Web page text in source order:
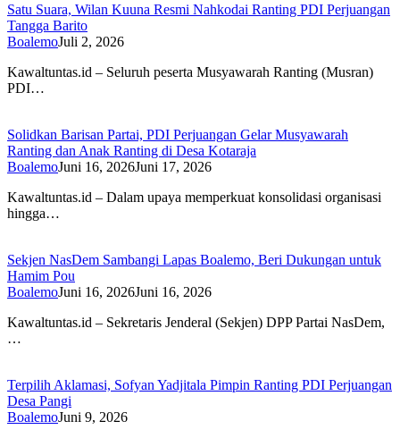
Satu Suara, Wilan Kuuna Resmi Nahkodai Ranting PDI Perjuangan
Tangga Barito
BoalemoJuli 2, 2026
Kawaltuntas.id – Seluruh peserta Musyawarah Ranting (Musran)
PDI…
Solidkan Barisan Partai, PDI Perjuangan Gelar Musyawarah
Ranting dan Anak Ranting di Desa Kotaraja
BoalemoJuni 16, 2026Juni 17, 2026
Kawaltuntas.id – Dalam upaya memperkuat konsolidasi organisasi
hingga…
Sekjen NasDem Sambangi Lapas Boalemo, Beri Dukungan untuk
Hamim Pou
BoalemoJuni 16, 2026Juni 16, 2026
Kawaltuntas.id – Sekretaris Jenderal (Sekjen) DPP Partai NasDem,
…
Terpilih Aklamasi, Sofyan Yadjitala Pimpin Ranting PDI Perjuangan
Desa Pangi
BoalemoJuni 9, 2026